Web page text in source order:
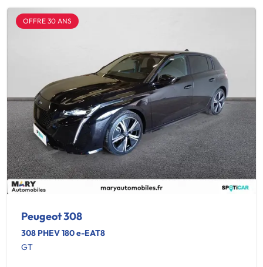
OFFRE 30 ANS
Peugeot 308
308 PHEV 180 e-EAT8
GT